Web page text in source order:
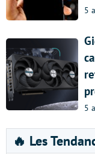
5
5
🔥 Les